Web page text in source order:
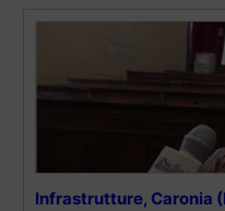
Infrastrutture, Caronia